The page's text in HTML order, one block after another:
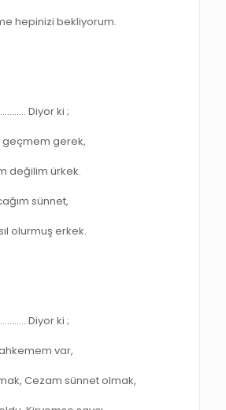
hepinizi bekliyorum.
Diyor ki ;
geçmem gerek,
değilim ürkek.
sünnet,
olurmuş erkek.
Diyor ki ;
var,
Cezam sünnet olmak,